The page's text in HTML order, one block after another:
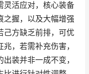
灵活应对，核心装备
之握，以及大幅增强
己方缺乏前排，可优
，若需补充伤害，
装并非一成不变，